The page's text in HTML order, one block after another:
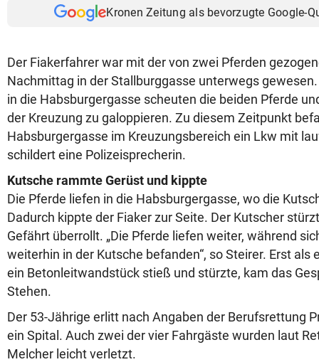
Kronen Zeitung als bevorzugte Google-
Der Fiakerfahrer war mit der von zwei Pferden
Nachmittag in der Stallburggasse unterwegs
in die Habsburgergasse scheuten die beiden Pferde
der Kreuzung zu galoppieren. Zu diesem Zeitpunkt
Habsburgergasse im Kreuzungsbereich ein Lkw mit
schildert eine Polizeisprecherin.
Kutsche rammte Gerüst und kippte
Die Pferde liefen in die Habsburgergasse, wo die
Dadurch kippte der Fiaker zur Seite. Der Kutscher
Gefährt überrollt. „Die Pferde liefen weiter, während
weiterhin in der Kutsche befanden“, so Steirer. Erst als
ein Betonleitwandstück stieß und stürzte, kam das
Stehen.
Der 53-Jährige erlitt nach Angaben der Berufsrettung
ein Spital. Auch zwei der vier Fahrgäste wurden laut
Melcher leicht verletzt.